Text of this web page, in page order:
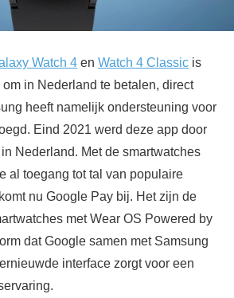
Watch 4 en Watch 4 Classic is
in Nederland te betalen, direct
heeft namelijk ondersteuning voor
Eind 2021 werd deze app door
Nederland. Met de smartwatches
al toegang tot tal van populaire
nu Google Pay bij. Het zijn de
met Wear OS Powered by
dat Google samen met Samsung
interface zorgt voor een